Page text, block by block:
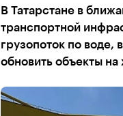
В Татарстане в
транспортной
грузопоток по воде,
обновить объекты